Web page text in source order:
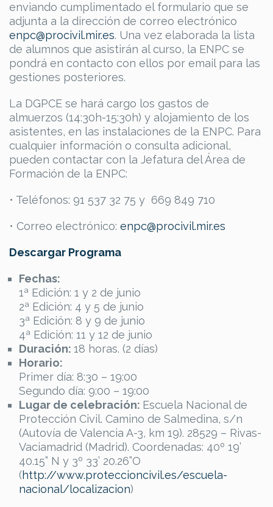
enviando cumplimentado el formulario que se
adjunta a la dirección de correo electrónico
enpc@procivil.mir.es. Una vez elaborada la lista
de alumnos que asistirán al curso, la ENPC se
pondrá en contacto con ellos por email para las
gestiones posteriores.
La DGPCE se hará cargo los gastos de
almuerzos (14:30h-15:30h) y alojamiento de los
asistentes, en las instalaciones de la ENPC. Para
cualquier información o consulta adicional,
pueden contactar con la Jefatura del Área de
Formación de la ENPC:
• Teléfonos: 91 537 32 75 y 669 849 710
• Correo electrónico: enpc@procivil.mir.es
Descargar Programa
Fechas:
1ª Edición: 1 y 2 de junio
2ª Edición: 4 y 5 de junio
3ª Edición: 8 y 9 de junio
4ª Edición: 11 y 12 de junio
Duración: 18 horas. (2 días)
Horario:
Primer día: 8:30 – 19:00
Segundo día: 9:00 – 19:00
Lugar de celebración: Escuela Nacional de
Protección Civil. Camino de Salmedina, s/n
(Autovía de Valencia A-3, km 19). 28529 – Rivas-
Vaciamadrid (Madrid). Coordenadas: 40º 19’
40.15” N y 3º 33’ 20.26”O
(http://www.proteccioncivil.es/escuela-
nacional/localizacion)